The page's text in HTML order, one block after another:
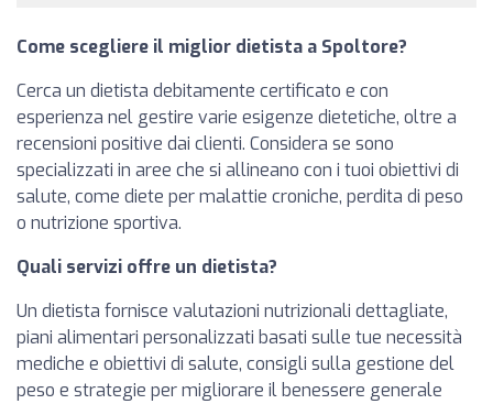
Come scegliere il miglior dietista a Spoltore?
Cerca un dietista debitamente certificato e con
esperienza nel gestire varie esigenze dietetiche, oltre a
recensioni positive dai clienti. Considera se sono
specializzati in aree che si allineano con i tuoi obiettivi di
salute, come diete per malattie croniche, perdita di peso
o nutrizione sportiva.
Quali servizi offre un dietista?
Un dietista fornisce valutazioni nutrizionali dettagliate,
piani alimentari personalizzati basati sulle tue necessità
mediche e obiettivi di salute, consigli sulla gestione del
peso e strategie per migliorare il benessere generale